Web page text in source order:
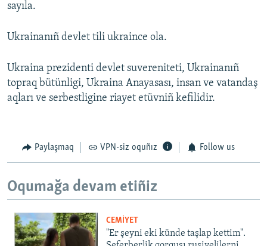
sayıla.
Ukrainanıñ devlet tili ukraince ola.
Ukraina prezidenti devlet suvereniteti, Ukrainanıñ
topraq bütünligi, Ukraina Anayasası, insan ve vatandaş
aqları ve serbestligine riayet etüvniñ kefilidir.
Paylaşmaq VPN-siz oquñız Follow us
Oqumağa devam etiñiz
CEMİYET
"Er şeyni eki künde taşlap kettim".